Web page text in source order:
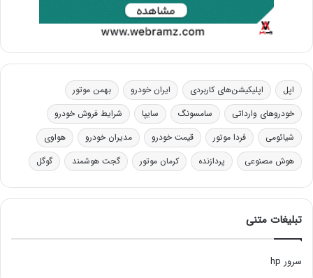
اپل اپلیکیشن‌های کاربردی ایران خودرو
بهمن موتور
خودروهای وارداتی
سامسونگ سایپا
شرایط فروش خودرو
شیائومی
فردا موتور قیمت خودرو مدیران خودرو
هواوی
هوش مصنوعی
پردازنده کرمان موتور گجت هوشمند گوگل
تبلیغات متنی
سرور hp